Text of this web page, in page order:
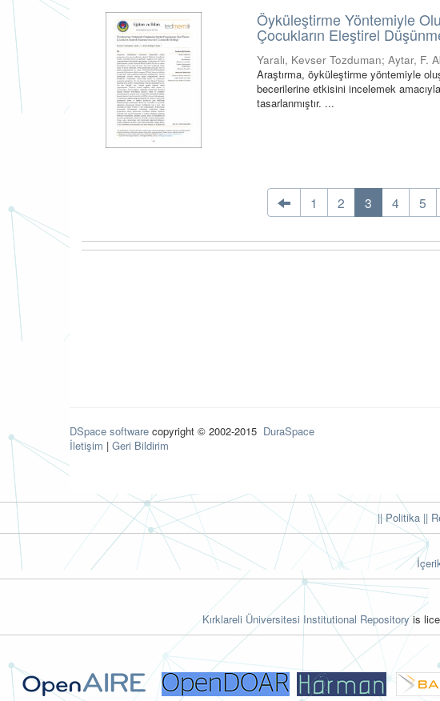
Öyküleştirme Yöntemiyle
Çocukların Eleştirel
Yaralı, Kevser Tozduman;Aytar, F.
Araştırma, öyküleştirme yöntemiyle
becerilerine etkisini incelemek
tasarlanmıştır. ...
1 2 3 4 5
DSpace software copyright © 2002-2015 DuraSpace
İletişim | Geri Bildirim
|| Politika ||
Kırklareli Üniversitesi Institutional Repositoryis